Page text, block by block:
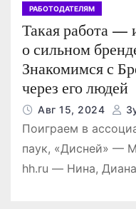
РАБОТОДАТЕЛЯМ
Такая работа —
о сильном
Знакомимся с
через его людей
Авг 15, 2024
Поиграем в
паук, «Дисней» —
hh.ru — Нина,